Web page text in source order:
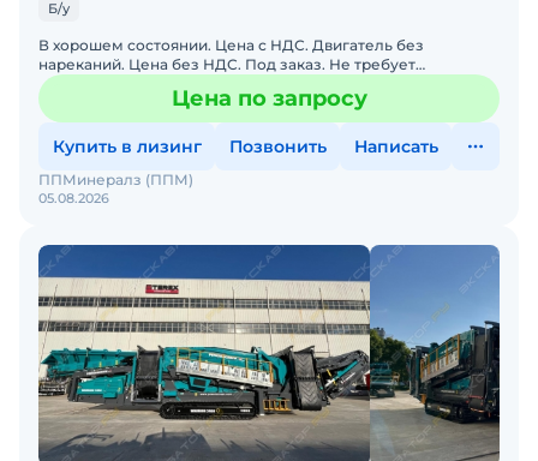
Б/у
В хорошем состоянии. Цена с НДС. Двигатель без
нареканий. Цена без НДС. Под заказ. Не требует
вложений. Бесплатная доставка. Возможна продажа в
лизинг. Готова к
Цена по запросу
Купить в лизинг Позвонить Написать
05.08.2026
ППМинералз (ППМ)